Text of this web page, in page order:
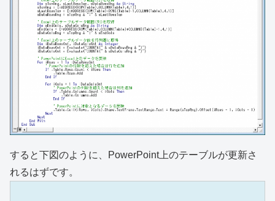
すると下図のように、PowerPoint上のテーブルが更新さ
れるはずです。